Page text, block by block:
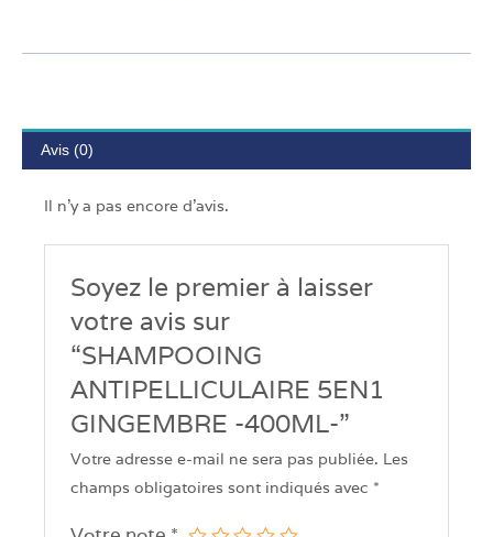
Avis (0)
Il n’y a pas encore d’avis.
Soyez le premier à laisser
votre avis sur
“SHAMPOOING
ANTIPELLICULAIRE 5EN1
GINGEMBRE -400ML-”
Votre adresse e-mail ne sera pas publiée. Les
champs obligatoires sont indiqués avec *